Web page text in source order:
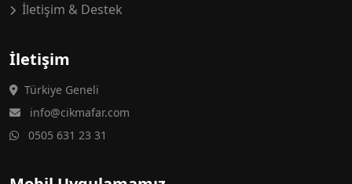
İletişim & Destek
İletişim
Türkiye Geneli
info@cikmafar.com
0505 631 23 31